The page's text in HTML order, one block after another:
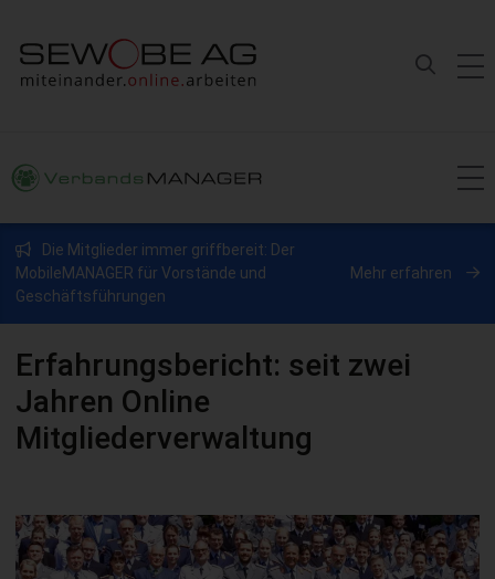
Die Mitglieder immer griffbereit: Der
MobileMANAGER für Vorstände und
Geschäftsführungen
Mehr erfahren
Erfahrungsbericht: seit zwei
Jahren Online
Mitgliederverwaltung